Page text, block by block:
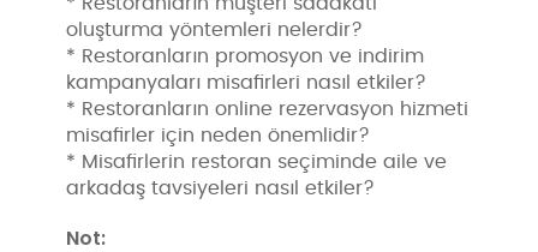
oluşturma yöntemleri nelerdir?
* Restoranların promosyon ve indirim
kampanyaları misafirleri nasıl etkiler?
* Restoranların online rezervasyon hizmeti
misafirler için neden önemlidir?
* Misafirlerin restoran seçiminde aile ve
arkadaş tavsiyeleri nasıl etkiler?
Not: